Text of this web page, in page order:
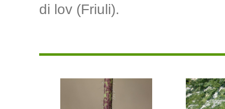
di lov (Friuli).